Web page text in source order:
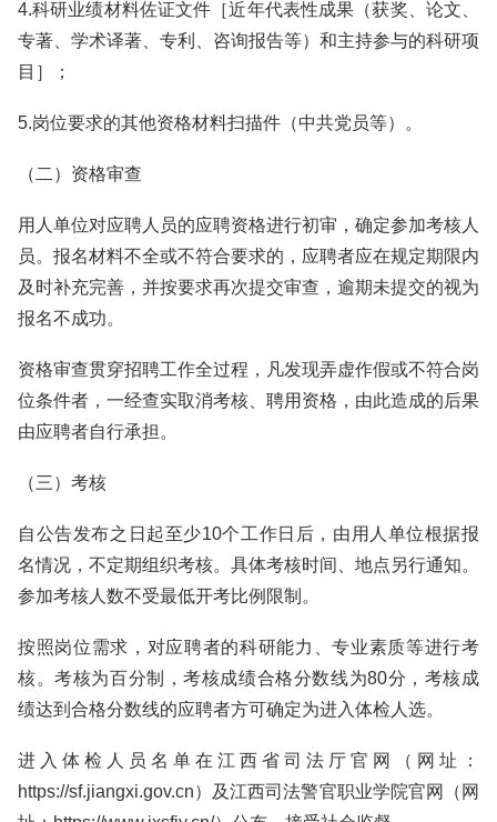
4.科研业绩材料佐证文件［近年代表性成果（获奖、论文、
专著、学术译著、专利、咨询报告等）和主持参与的科研项
目］；
5.岗位要求的其他资格材料扫描件（中共党员等）。
（二）资格审查
用人单位对应聘人员的应聘资格进行初审，确定参加考核人
员。报名材料不全或不符合要求的，应聘者应在规定期限内
及时补充完善，并按要求再次提交审查，逾期未提交的视为
报名不成功。
资格审查贯穿招聘工作全过程，凡发现弄虚作假或不符合岗
位条件者，一经查实取消考核、聘用资格，由此造成的后果
由应聘者自行承担。
（三）考核
自公告发布之日起至少10个工作日后，由用人单位根据报
名情况，不定期组织考核。具体考核时间、地点另行通知。
参加考核人数不受最低开考比例限制。
按照岗位需求，对应聘者的科研能力、专业素质等进行考
核。考核为百分制，考核成绩合格分数线为80分，考核成
绩达到合格分数线的应聘者方可确定为进入体检人选。
进入体检人员名单在江西省司法厅官网（网址：
https://sf.jiangxi.gov.cn）及江西司法警官职业学院官网（网